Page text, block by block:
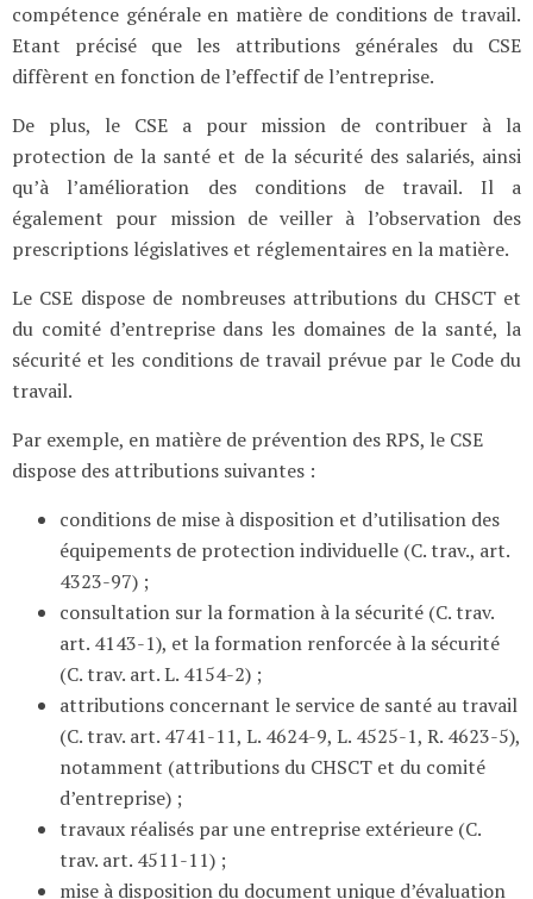
compétence générale en matière de conditions de travail.
Etant précisé que les attributions générales du CSE
diffèrent en fonction de l’effectif de l’entreprise.
De plus, le CSE a pour mission de contribuer à la
protection de la santé et de la sécurité des salariés, ainsi
qu’à l’amélioration des conditions de travail. Il a
également pour mission de veiller à l’observation des
prescriptions législatives et réglementaires en la matière.
Le CSE dispose de nombreuses attributions du CHSCT et
du comité d’entreprise dans les domaines de la santé, la
sécurité et les conditions de travail prévue par le Code du
travail.
Par exemple, en matière de prévention des RPS, le CSE
dispose des attributions suivantes :
conditions de mise à disposition et d’utilisation des
équipements de protection individuelle (C. trav., art.
4323-97) ;
consultation sur la formation à la sécurité (C. trav.
art. 4143-1), et la formation renforcée à la sécurité
(C. trav. art. L. 4154-2) ;
attributions concernant le service de santé au travail
(C. trav. art. 4741-11, L. 4624-9, L. 4525-1, R. 4623-5),
notamment (attributions du CHSCT et du comité
d’entreprise) ;
travaux réalisés par une entreprise extérieure (C.
trav. art. 4511-11) ;
mise à disposition du document unique d’évaluation